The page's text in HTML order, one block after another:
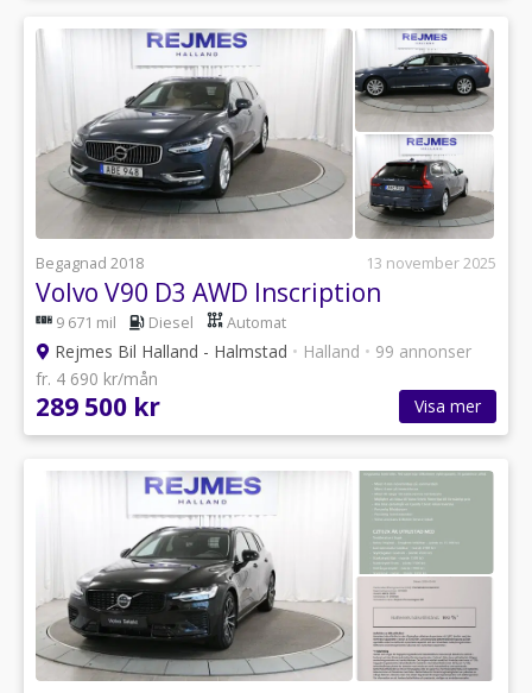
Begagnad 2018 13 november 2025
Volvo V90 D3 AWD Inscription
9 671 mil Diesel Automat
Rejmes Bil Halland - Halmstad • Halland • 99 annonser
fr. 4 690 kr/mån
289 500 kr Visa mer